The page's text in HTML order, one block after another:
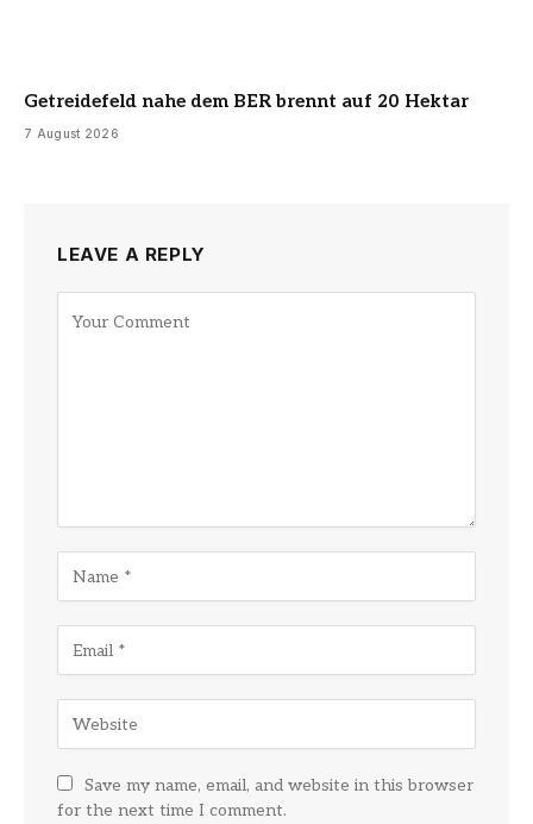
Getreidefeld nahe dem BER brennt auf 20 Hektar
7 August 2026
LEAVE A REPLY
Save my name, email, and website in this browser
for the next time I comment.